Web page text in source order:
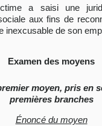
a saisi une
aux fins de
inexcusable de son
Examen des moyens
moyen, pris en
premières branches
Énoncé du moyen